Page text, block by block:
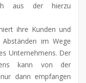
aus der hierzu
ihre Kunden und
im Wege
Unternehmens. Der
kann von der
dann empfangen